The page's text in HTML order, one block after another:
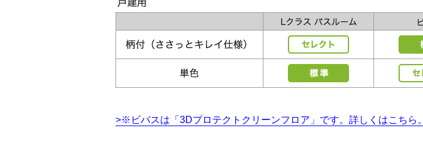
>※ビバスは「3Dプロテクトクリーンフロア」です。詳しくはこちら。